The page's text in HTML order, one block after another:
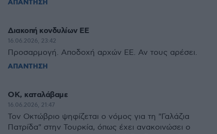
ΑΠΑΝΤΗΣΗ
Διακοπή κονδυλίων ΕΕ
16.06.2026, 23:42
Προσαρμογή. Αποδοχή αρχών ΕΕ. Αν τους αρέσει.
ΑΠΑΝΤΗΣΗ
ΟΚ, καταλάβαμε
16.06.2026, 21:47
Τον Οκτώβριο ψηφίζεται ο νόμος για τη "Γαλάζια
Πατρίδα" στην Τουρκία, όπως έχει ανακοινώσει ο